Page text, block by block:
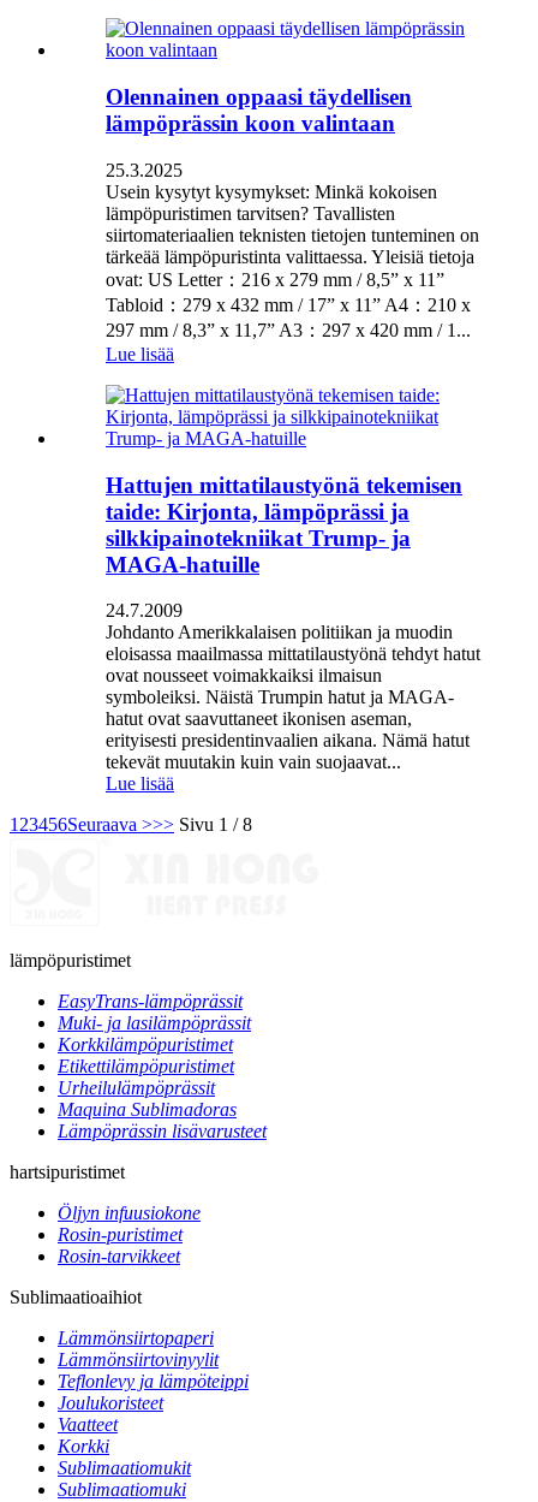
Olennainen oppaasi täydellisen
lämpöprässin koon valintaan
25.3.2025
Usein kysytyt kysymykset: Minkä kokoisen
lämpöpuristimen tarvitsen? Tavallisten
siirtomateriaalien teknisten tietojen tunteminen on
tärkeää lämpöpuristinta valittaessa. Yleisiä tietoja
ovat: US Letter：216 x 279 mm / 8,5” x 11”
Tabloid：279 x 432 mm / 17” x 11” A4：210 x
297 mm / 8,3” x 11,7” A3：297 x 420 mm / 1...
Lue lisää
Hattujen mittatilaustyönä tekemisen
taide: Kirjonta, lämpöprässi ja
silkkipainotekniikat Trump- ja
MAGA-hatuille
24.7.2009
Johdanto Amerikkalaisen politiikan ja muodin
eloisassa maailmassa mittatilaustyönä tehdyt hatut
ovat nousseet voimakkaiksi ilmaisun
symboleiksi. Näistä Trumpin hatut ja MAGA-
hatut ovat saavuttaneet ikonisen aseman,
erityisesti presidentinvaalien aikana. Nämä hatut
tekevät muutakin kuin vain suojaavat...
Lue lisää
1 23456Seuraava >>> Sivu 1 / 8
lämpöpuristimet
EasyTrans-lämpöprässit
Muki- ja lasilämpöprässit
Korkkilämpöpuristimet
Etikettilämpöpuristimet
Urheilulämpöprässit
Maquina Sublimadoras
Lämpöprässin lisävarusteet
hartsipuristimet
Öljyn infuusiokone
Rosin-puristimet
Rosin-tarvikkeet
Sublimaatioaihiot
Lämmönsiirtopaperi
Lämmönsiirtovinyylit
Teflonlevy ja lämpöteippi
Joulukoristeet
Vaatteet
Korkki
Sublimaatiomukit
Sublimaatiomuki